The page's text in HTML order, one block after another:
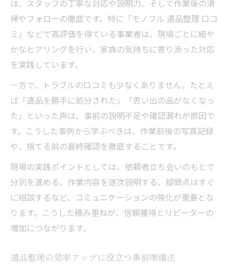
は、スタッフの丁寧な対応や説明力、そして作業後の清
掃やフォローの徹底です。特に「モノフル 遺品整理 口コ
ミ」などで高評価を得ている事業者は、現場ごとに細や
かなヒアリングを行い、家族の気持ちに寄り添った対応
を実践しています。
一方で、トラブルの口コミも少なくありません。たとえ
ば「遺品を勝手に処分された」「思い出の品がなくなっ
た」といった声は、事前の説明不足や確認漏れが原因で
す。こうした事例から学ぶべきは、作業前後の写真記録
や、捨てる前の最終確認を徹底することです。
現場の実践ポイントとしては、依頼者立ち会いのもとで
分別を進める、作業内容を逐次説明する、疑問点はすぐ
に相談するなど、コミュニケーションの強化が重要とな
ります。こうした積み重ねが、信頼獲得とリピーターの
増加につながります。
遺品整理の効率アップに役立つ事前準備法